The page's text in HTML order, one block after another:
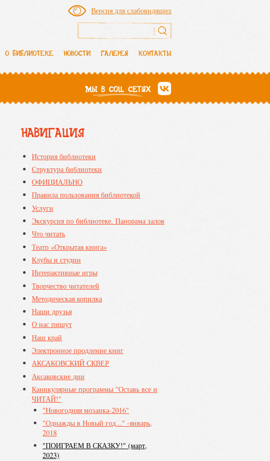
О БИБЛИОТЕКЕ НОВОСТИ ГАЛЕРЕЯ КОНТАКТЫ
Версия для слабовидящих
Форма поиска
НАВИГАЦИЯ
История библиотеки
Структура библиотеки
ОФИЦИАЛЬНО
Правила пользования библиотекой
Услуги
Экскурсия по библиотеке. Панорама залов
Что читать
Театр «Открытая книга»
Клубы и студии
Интерактивные игры
Творчество читателей
Методическая копилка
Наши друзья
О нас пишут
Наш край
Электронное продление книг
АКСАКОВСКИЙ СКВЕР
Аксаковские дни
Каникулярные программы "Оставь все и
ЧИТАЙ!"
"Новогодняя мозаика-2016"
"Однажды в Новый год..." -январь,
2018
"ПОИГРАЕМ В СКАЗКУ!" (март,
2023)